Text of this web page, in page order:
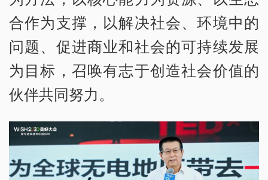
合作为支撑，以解决社会、环境中的
问题、促进商业和社会的可持续发展
为目标，召唤有志于创造社会价值的
伙伴共同努力。